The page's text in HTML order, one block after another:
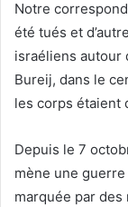
Notre
été tués et
israéliens autour
Bureij, dans le
les corps étaient
Depuis le 7
mène une
marquée par